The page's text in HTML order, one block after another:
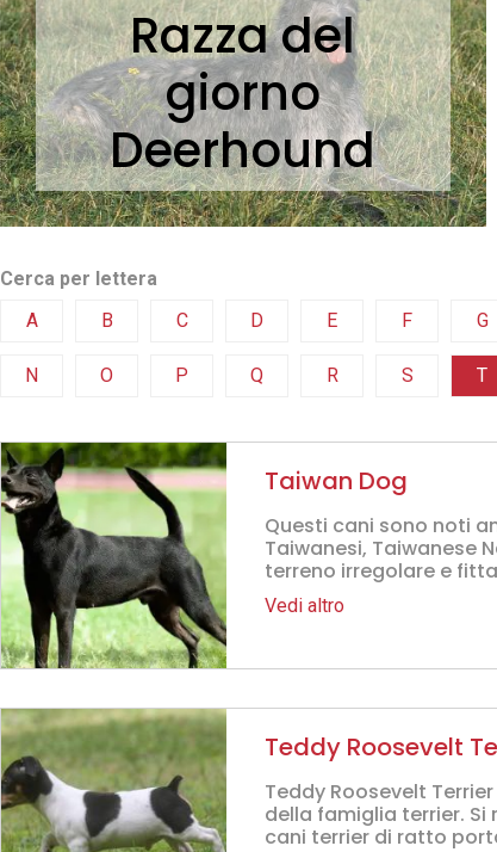
Razza del
giorno
Deerhound
Cerca per lettera
A
B C D E F G
N O P Q R S T
Taiwan Dog
Questi cani sono noti
Taiwanesi, Taiwanese
terreno irregolare e
Vedi altro
Teddy Roosevelt
Teddy Roosevelt
della famiglia terrier. Si
cani terrier di ratto